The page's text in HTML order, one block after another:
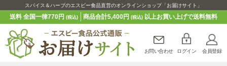
スパイス＆ハーブのエスビー食品直営のオンラインショップ「お届けサイト」
送料 全国一律770円(税込) 商品合計5,400円 (税込)以上お買い上げで送料無料
お問い合わせ ログイン 会員登録